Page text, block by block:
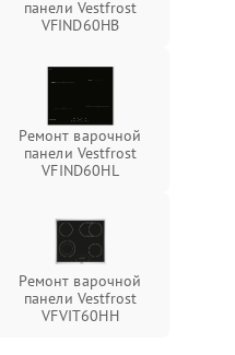
панели Vestfrost
VFIND60HB
Ремонт варочной
панели Vestfrost
VFIND60HL
Ремонт варочной
панели Vestfrost
VFVIT60HH